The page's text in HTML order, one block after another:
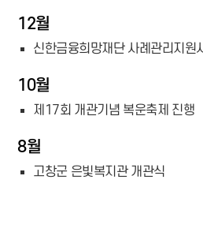
12월
신한금융희망재단 사례관리지원
10월
제17회 개관기념 복운축제 진행
8월
고창군 은빛복지관 개관식